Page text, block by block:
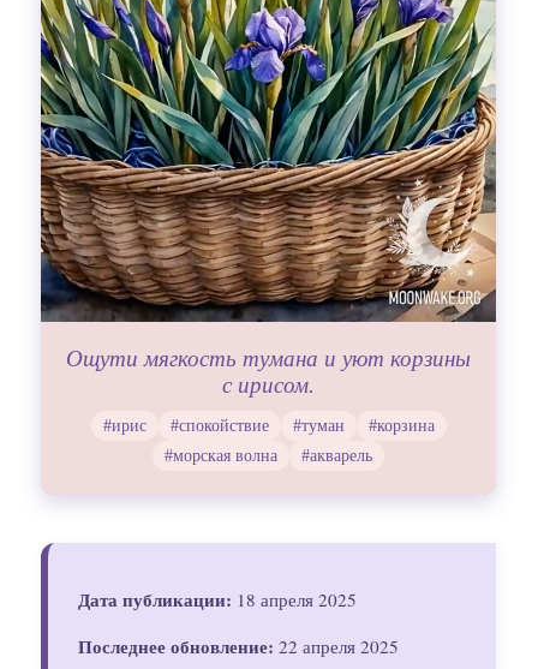
Ощути мягкость тумана и уют корзины
с ирисом.
#ирис #спокойствие #туман
#корзина
#морская волна
#акварель
Дата публикации: 18 апреля 2025
Последнее обновление: 22 апреля 2025